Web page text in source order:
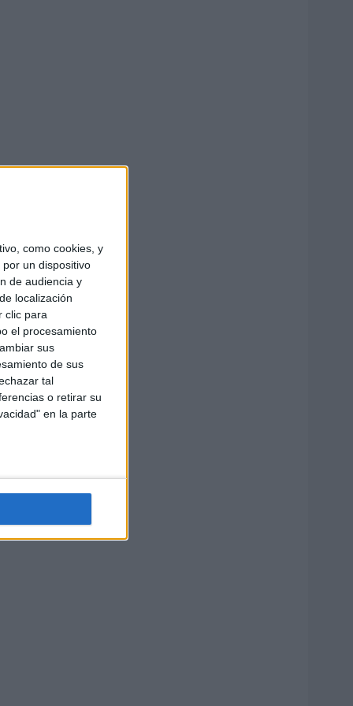
como cookies, y
un dispositivo
de audiencia y
localización
clic para
el procesamiento
sus
de sus
tal
o retirar su
en la parte